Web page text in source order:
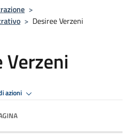
>
> Desiree Verzeni
Verzeni
azioni